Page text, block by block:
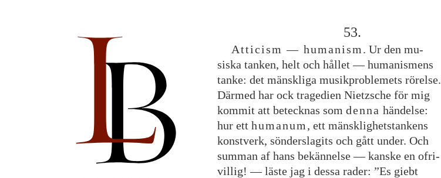
53.
Atticism — humanism . Ur den mu-
siska tanken, helt och hållet — humanismens
tanke: det mänskliga musikproblemets rörelse.
Därmed har ock tragedien Nietzsche för mig
kommit att betecknas som denna händelse:
hur ett humanum , ett mänsklighetstankens
konstverk, sönderslagits och gått under. Och
summan af hans bekännelse — kanske en ofri-
villig! — läste jag i dessa rader: ”Es giebt